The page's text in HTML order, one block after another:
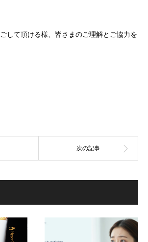
して頂ける様、皆さまのご理解とご協力を